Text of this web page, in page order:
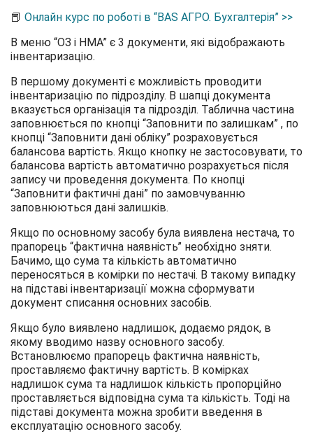
📕 Онлайн курс по роботі в “BAS АГРО. Бухгалтерія” >>
В меню “ОЗ і НМА” є 3 документи, які відображають
інвентаризацію.
В першому документі є можливість проводити
інвентаризацію по підрозділу. В шапці документа
вказується організація та підрозділ. Таблична частина
заповнюється по кнопці “Заповнити по залишкам” , по
кнопці “Заповнити дані обліку” розраховується
балансова вартість. Якщо кнопку не застосовувати, то
балансова вартість автоматично розрахується після
запису чи проведення документа. По кнопці
“Заповнити фактичні дані” по замовчуванню
заповнюються дані залишків.
Якщо по основному засобу була виявлена нестача, то
прапорець “фактична наявність” необхідно зняти.
Бачимо, що сума та кількість автоматично
переносяться в комірки по нестачі. В такому випадку
на підставі інвентаризації можна сформувати
документ списання основних засобів.
Якщо було виявлено надлишок, додаємо рядок, в
якому вводимо назву основного засобу.
Встановлюємо прапорець фактична наявність,
проставляємо фактичну вартість. В комірках
надлишок сума та надлишок кількість пропорційно
проставляється відповідна сума та кількість. Тоді на
підставі документа можна зробити введення в
експлуатацію основного засобу.